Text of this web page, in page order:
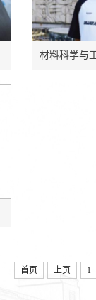
首页 上页 1